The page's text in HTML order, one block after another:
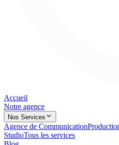
Accueil
Notre agence
Nos Services
Agence de Communication
StudioTous les services